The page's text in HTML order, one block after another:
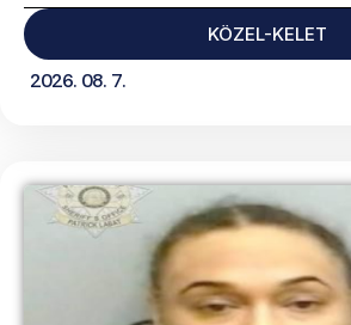
KÖZEL-KELET
2026. 08. 7.